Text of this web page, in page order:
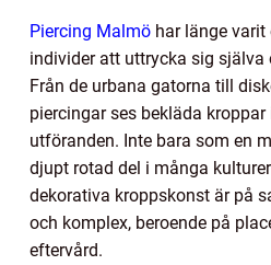
Piercing Malmö har länge
individer att uttrycka sig själva
Från de urbana gatorna till
piercingar ses bekläda
utföranden. Inte bara som en
djupt rotad del i många
dekorativa kroppskonst är på
och komplex, beroende på
eftervård.